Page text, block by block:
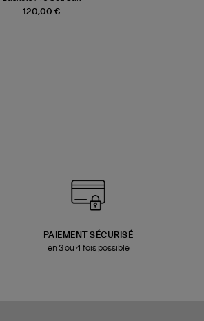
120,00 €
PAIEMENT SÉCURISÉ
en 3 ou 4 fois possible